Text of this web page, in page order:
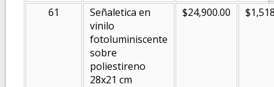
61
Señaletica en
vinilo
fotoluminiscente
sobre
poliestireno
28x21 cm
$24,900.00